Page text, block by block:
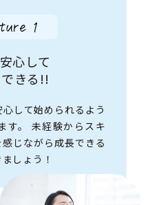
心して
きる!!
して始められるよう
。
未経験からスキ
じながら成長できる
しょう！